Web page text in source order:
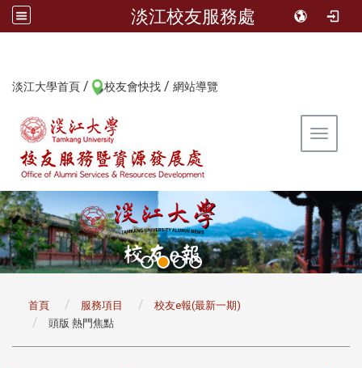
淡江校友服務處
淡江大學首頁 / 校友會快找 / 網站導覽
Toggle
首頁 服務項目
校友e報(最新一期)
頭版 熱門焦點